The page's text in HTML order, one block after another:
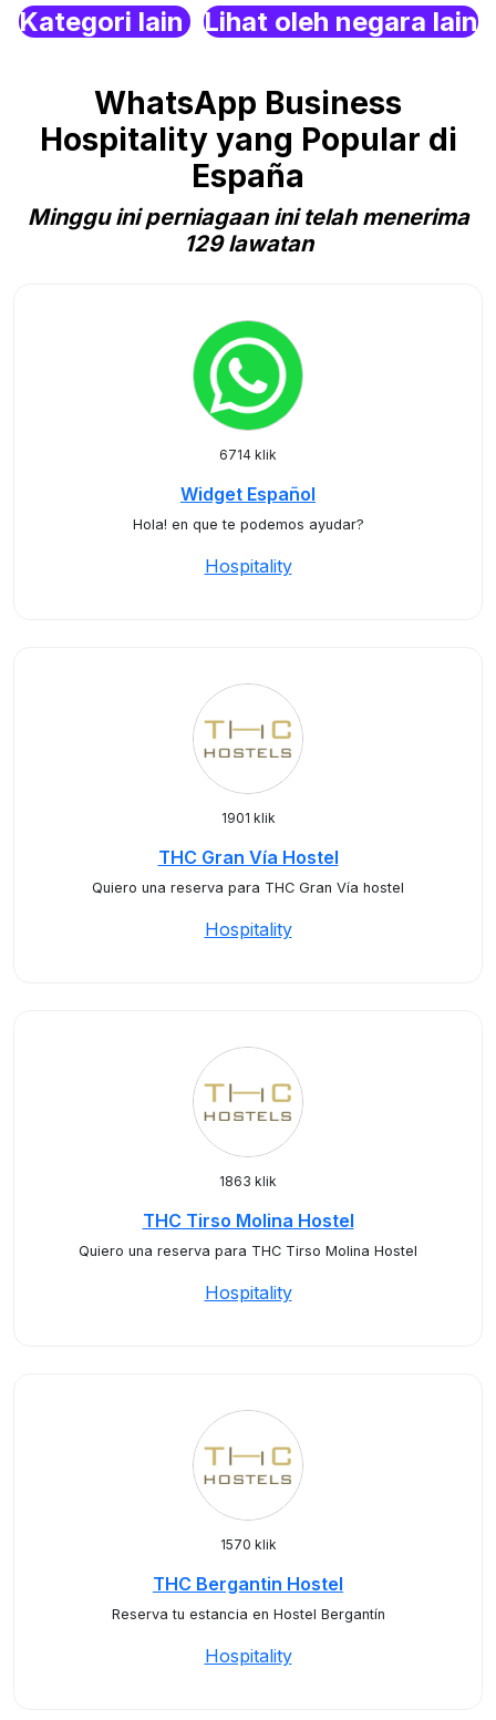
Kategori lain Lihat oleh negara lain
WhatsApp Business
Hospitality yang Popular di
España
Minggu ini perniagaan ini telah menerima
129 lawatan
6714 klik
Widget Español
Hola! en que te podemos ayudar?
Hospitality
1901 klik
THC Gran Vía Hostel
Quiero una reserva para THC Gran Vía hostel
Hospitality
1863 klik
THC Tirso Molina Hostel
Quiero una reserva para THC Tirso Molina Hostel
Hospitality
1570 klik
THC Bergantin Hostel
Reserva tu estancia en Hostel Bergantín
Hospitality